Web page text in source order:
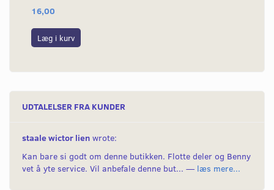
16,00
Læg i kurv
UDTALELSER FRA KUNDER
staale wictor lien wrote:
Kan bare si godt om denne butikken. Flotte deler og Benny
vet å yte service. Vil anbefale denne but... — læs mere...